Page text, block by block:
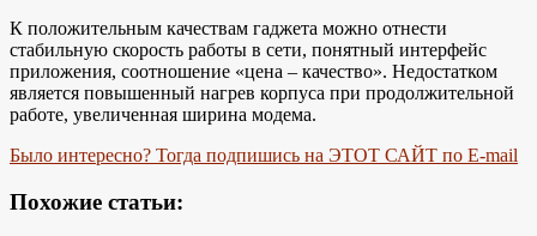
К положительным качествам гаджета можно отнести
стабильную скорость работы в сети, понятный интерфейс
приложения, соотношение «цена – качество». Недостатком
является повышенный нагрев корпуса при продолжительной
работе, увеличенная ширина модема.
Было интересно? Тогда подпишись на ЭТОТ САЙТ по E-mail
Похожие статьи: